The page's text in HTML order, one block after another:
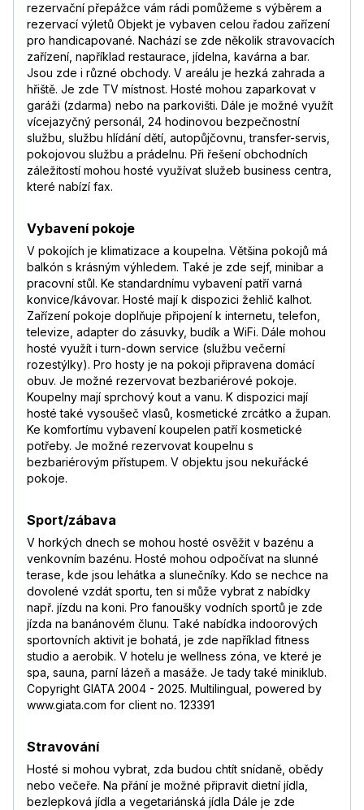
rezervační přepážce vám rádi pomůžeme s výběrem a
rezervací výletů Objekt je vybaven celou řadou zařízení
pro handicapované. Nachází se zde několik stravovacích
zařízení, například restaurace, jídelna, kavárna a bar.
Jsou zde i různé obchody. V areálu je hezká zahrada a
hřiště. Je zde TV místnost. Hosté mohou zaparkovat v
garáži (zdarma) nebo na parkovišti. Dále je možné využít
vícejazyčný personál, 24 hodinovou bezpečnostní
službu, službu hlídání dětí, autopůjčovnu, transfer-servis,
pokojovou službu a prádelnu. Při řešení obchodních
záležitostí mohou hosté využívat služeb business centra,
které nabízí fax.
Vybavení pokoje
V pokojích je klimatizace a koupelna. Většina pokojů má
balkón s krásným výhledem. Také je zde sejf, minibar a
pracovní stůl. Ke standardnímu vybavení patří varná
konvice/kávovar. Hosté mají k dispozici žehlič kalhot.
Zařízení pokoje doplňuje připojení k internetu, telefon,
televize, adapter do zásuvky, budík a WiFi. Dále mohou
hosté využít i turn-down service (službu večerní
rozestýlky). Pro hosty je na pokoji připravena domácí
obuv. Je možné rezervovat bezbariérové pokoje.
Koupelny mají sprchový kout a vanu. K dispozici mají
hosté také vysoušeč vlasů, kosmetické zrcátko a župan.
Ke komfortímu vybavení koupelen patří kosmetické
potřeby. Je možné rezervovat koupelnu s
bezbariérovým přístupem. V objektu jsou nekuřácké
pokoje.
Sport/zábava
V horkých dnech se mohou hosté osvěžit v bazénu a
venkovním bazénu. Hosté mohou odpočívat na slunné
terase, kde jsou lehátka a slunečníky. Kdo se nechce na
dovolené vzdát sportu, ten si může vybrat z nabídky
např. jízdu na koni. Pro fanoušky vodních sportů je zde
jízda na banánovém člunu. Také nabídka indoorových
sportovních aktivit je bohatá, je zde například fitness
studio a aerobik. V hotelu je wellness zóna, ve které je
spa, sauna, parní lázeň a masáže. Je tady také miniklub.
Copyright GIATA 2004 - 2025. Multilingual, powered by
www.giata.com for client no. 123391
Stravování
Hosté si mohou vybrat, zda budou chtít snídaně, obědy
nebo večeře. Na přání je možné připravit dietní jídla,
bezlepková jídla a vegetariánská jídla Dále je zde